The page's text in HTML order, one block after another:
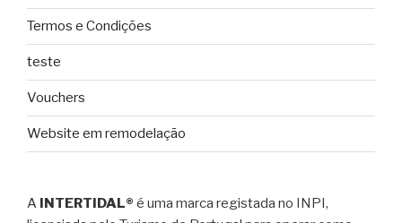
Termos e Condições
teste
Vouchers
Website em remodelação
A INTERTIDAL® é uma marca registada no INPI,